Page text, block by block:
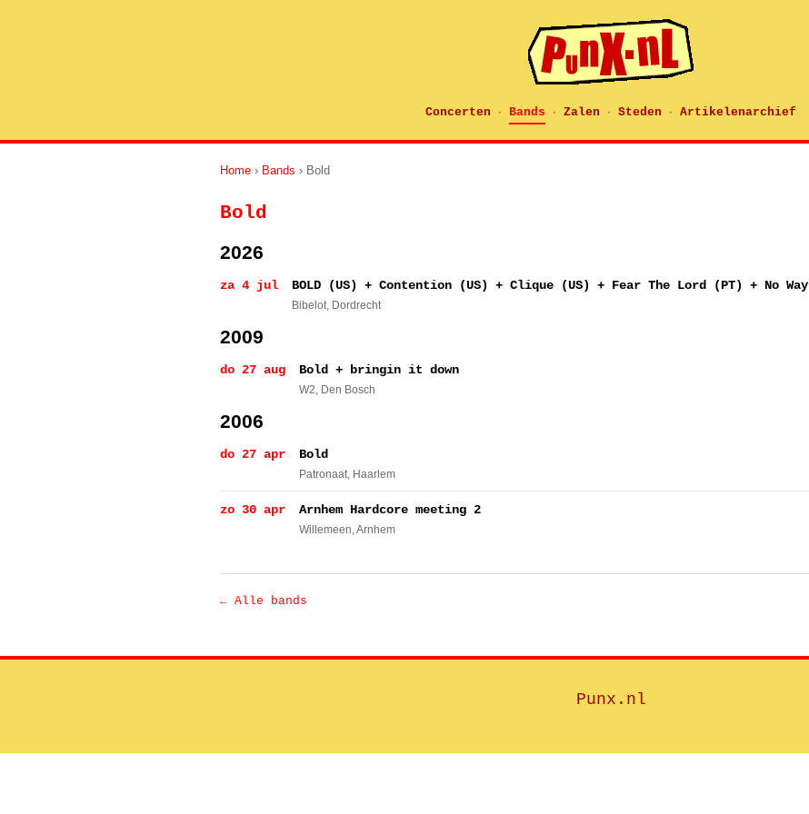
Concerten · Bands · Zalen · Steden · Artikelenarchief
Home › Bands › Bold
Bold
2026
za 4 jul BOLD (US) + Contention (US) + Clique (US) + Fear The Lord (PT) + No Way
Bibelot, Dordrecht
2009
do 27 aug Bold + bringin it down
W2, Den Bosch
2006
do 27 apr Bold
Patronaat, Haarlem
zo 30 apr Arnhem Hardcore meeting 2
Willemeen, Arnhem
← Alle bands
Punx.nl